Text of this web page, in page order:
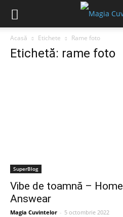
Acasă Etichete Rame foto
Etichetă: rame foto
SuperBlog
Vibe de toamnă –
Answear
Magia Cuvintelor - 5 octombrie 2022